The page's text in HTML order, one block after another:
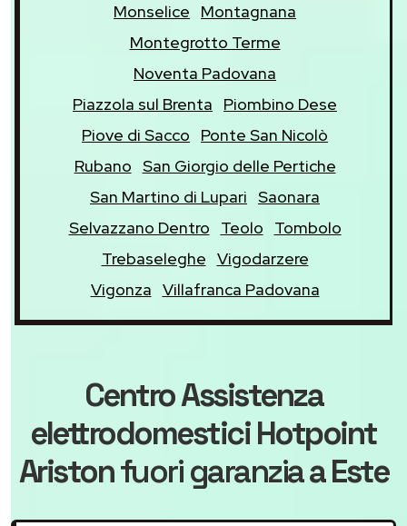
Monselice
Montagnana
Montegrotto Terme
Noventa Padovana
Piazzola sul Brenta
Piombino Dese
Piove di Sacco
Ponte San Nicolò
Rubano San Giorgio delle Pertiche
San Martino di Lupari Saonara
Selvazzano Dentro
Teolo
Tombolo
Trebaseleghe Vigodarzere
Vigonza Villafranca Padovana
Centro Assistenza
elettrodomestici Hotpoint
Aristonfuori garanziaa Este